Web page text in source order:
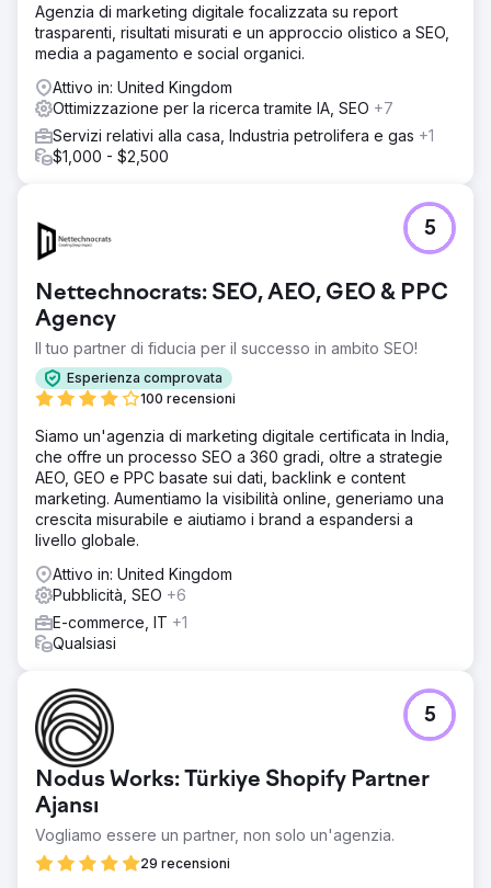
Agenzia di marketing digitale focalizzata su report
trasparenti, risultati misurati e un approccio olistico a SEO,
media a pagamento e social organici.
Attivo in: United Kingdom
Ottimizzazione per la ricerca tramite IA, SEO +7
Servizi relativi alla casa, Industria petrolifera e gas +1
$1,000 - $2,500
Nettechnocrats: SEO, AEO, GEO & PPC
Agency
Il tuo partner di fiducia per il successo in ambito SEO!
Esperienza comprovata
100 recensioni
5
Siamo un'agenzia di marketing digitale certificata in India,
che offre un processo SEO a 360 gradi, oltre a strategie
AEO, GEO e PPC basate sui dati, backlink e content
marketing. Aumentiamo la visibilità online, generiamo una
crescita misurabile e aiutiamo i brand a espandersi a
livello globale.
Attivo in: United Kingdom
Pubblicità, SEO +6
E-commerce, IT +1
Qualsiasi
Nodus Works: Türkiye Shopify Partner
Ajansı
Vogliamo essere un partner, non solo un'agenzia.
29 recensioni
5